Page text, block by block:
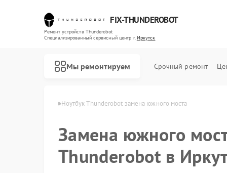
FIX-THUNDEROBOT
Ремонт устройств Thunderobot
Специализированный cервисный центр г.Иркутск
Мы ремонтируем Срочный ремонт
Ноутбук Thunderobot замена южного моста
Замена южного
Thunderobot в